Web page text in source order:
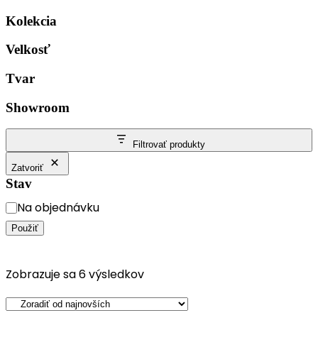
Kolekcia
Velkosť
Tvar
Showroom
Filtrovať produkty
Zatvoriť
Stav
Na objednávku
Použiť
Zobrazuje sa 6 výsledkov